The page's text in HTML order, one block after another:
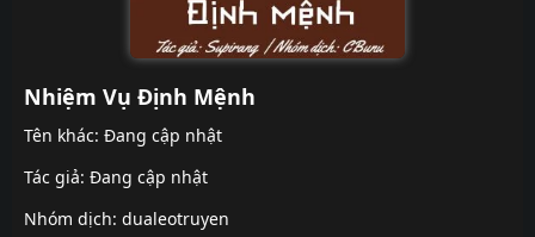
Nhiệm Vụ Định Mệnh
Tên khác: Đang cập nhật
Tác giả: Đang cập nhật
Nhóm dịch: dualeotruyen